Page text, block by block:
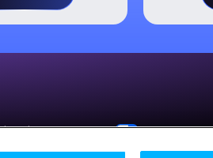
Your Privacy Choices